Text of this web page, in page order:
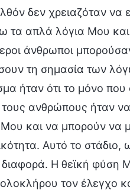
δεν χρειαζόταν να
τα απλά λόγια Μου και
άνθρωποι
τη σημασία των
ήταν ότι το μόνο που
ανθρώπους ήταν
και να μπορούν να
Αυτό το στάδιο,
διαφορά. Η θεϊκή φύση
τον έλεγχο